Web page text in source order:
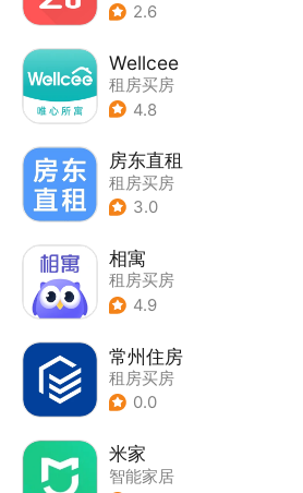
2.6
Wellcee
租房买房
4.8
房东直租
租房买房
3.0
相寓
租房买房
4.9
常州住房
租房买房
0.0
米家
智能家居